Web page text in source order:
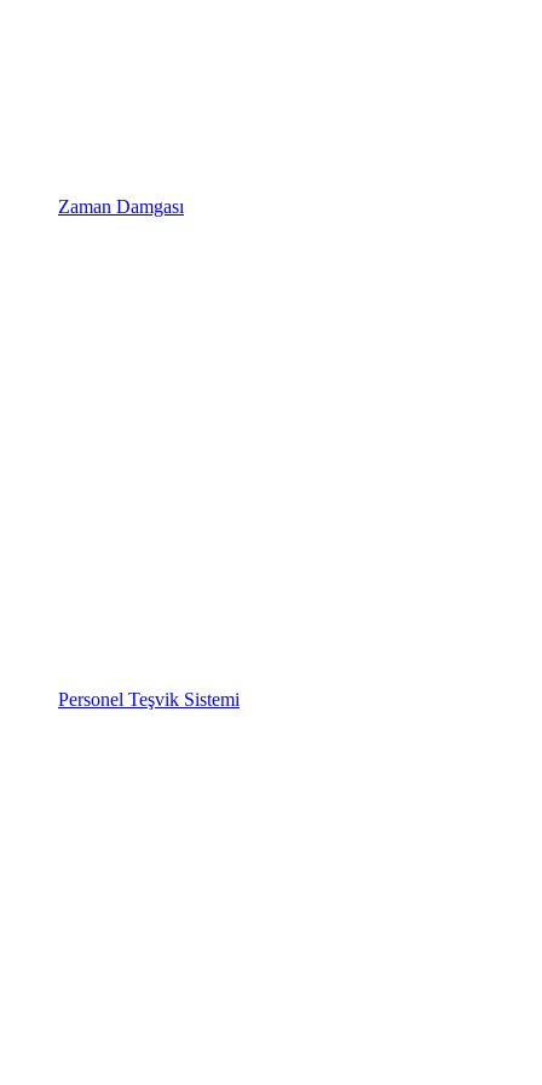
Zaman Damgası
Personel Teşvik Sistemi